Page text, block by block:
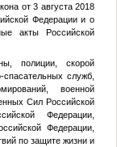
от 3 августа 2018
Федерации и о
акты Российской
полиции, скорой
служб,
военной
Сил Российской
Федерации,
Федерации,
по защите жизни и